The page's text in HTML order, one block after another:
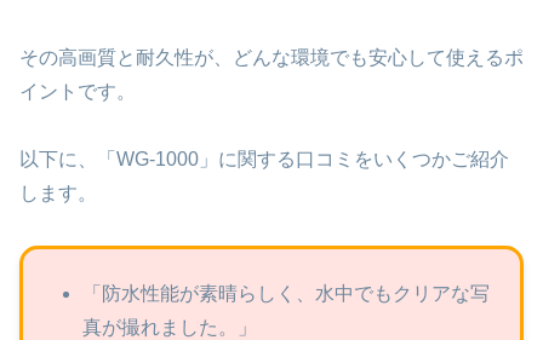
その高画質と耐久性が、どんな環境でも安心して使えるポ
イントです。
以下に、「WG-1000」に関する口コミをいくつかご紹介
します。
「防水性能が素晴らしく、水中でもクリアな写
真が撮れました。」